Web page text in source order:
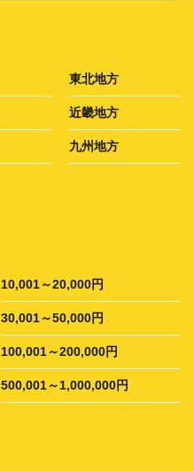
東北地方
近畿地方
九州地方
10,001～20,000円
30,001～50,000円
100,001～200,000円
500,001～1,000,000円